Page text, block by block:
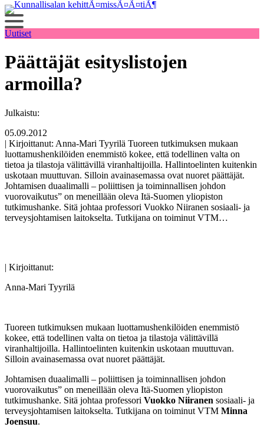
Siirry
sisältöön
Uutiset
Päättäjät esityslistojen
armoilla?
Julkaistu:
05.09.2012
| Kirjoittanut: Anna-Mari Tyyrilä Tuoreen tutkimuksen mukaan
luottamushenkilöiden enemmistö kokee, että todellinen valta on
tietoa ja tilastoja välittävillä viranhaltijoilla. Hallintoelinten kuitenkin
uskotaan muuttuvan. Silloin avainasemassa ovat nuoret päättäjät.
Johtamisen duaalimalli – poliittisen ja toiminnallisen johdon
vuorovaikutus” on meneillään oleva Itä-Suomen yliopiston
tutkimushanke. Sitä johtaa professori Vuokko Niiranen sosiaali- ja
terveysjohtamisen laitokselta. Tutkijana on toiminut VTM…
| Kirjoittanut:
Anna-Mari Tyyrilä
Tuoreen tutkimuksen mukaan luottamushenkilöiden enemmistö
kokee, että todellinen valta on tietoa ja tilastoja välittävillä
viranhaltijoilla. Hallintoelinten kuitenkin uskotaan muuttuvan.
Silloin avainasemassa ovat nuoret päättäjät.
Johtamisen duaalimalli – poliittisen ja toiminnallisen johdon
vuorovaikutus” on meneillään oleva Itä-Suomen yliopiston
tutkimushanke. Sitä johtaa professori Vuokko Niiranen sosiaali- ja
terveysjohtamisen laitokselta. Tutkijana on toiminut VTM Minna
Joensuu.